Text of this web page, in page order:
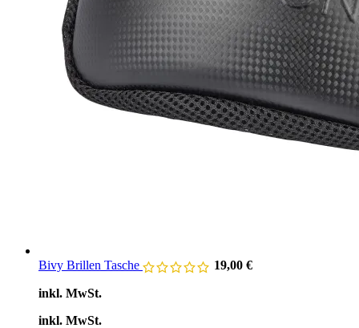
Bivy Brillen Tasche 19,00 €
inkl. MwSt.
inkl. MwSt.